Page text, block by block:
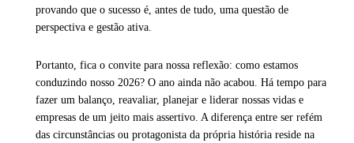
provando que o sucesso é, antes de tudo, uma questão de
perspectiva e gestão ativa.
Portanto, fica o convite para nossa reflexão: como estamos
conduzindo nosso 2026? O ano ainda não acabou. Há tempo para
fazer um balanço, reavaliar, planejar e liderar nossas vidas e
empresas de um jeito mais assertivo. A diferença entre ser refém
das circunstâncias ou protagonista da própria história reside na